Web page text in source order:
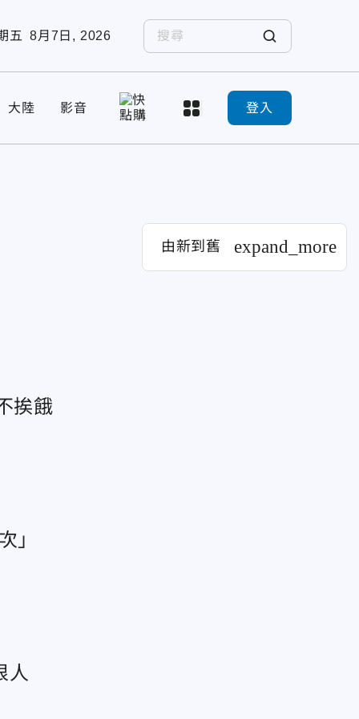
五 8月7日, 2026
大陸 影音 登入
由新到舊 expand_more
挨餓
」
人